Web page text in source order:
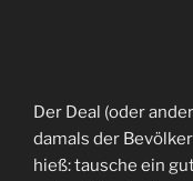
Der Deal (oder
damals der
hieß: tausche ein